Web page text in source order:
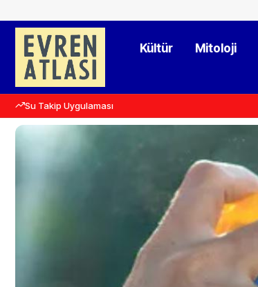
Kültür Mitoloji
Su Takip Uygulaması